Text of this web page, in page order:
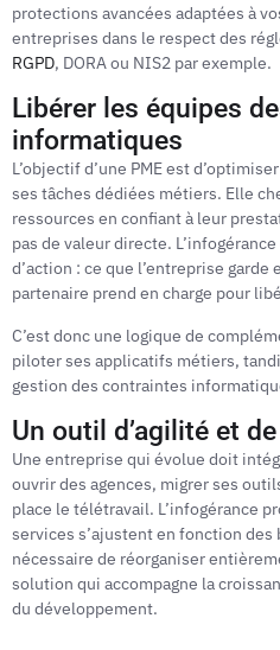
protections avancées adaptées à
entreprises dans le respect des
RGPD, DORA ou NIS2 par exemple.
Libérer les équipes
informatiques
L’objectif d’une PME est
ses tâches dédiées métiers. Elle
ressources en confiant à leur
pas de valeur directe.
d’action : ce que l’entreprise garde
partenaire prend en charge pour
C’est donc une logique de
piloter ses applicatifs métiers,
gestion des contraintes
Un outil d’agilité et
Une entreprise qui évolue doit
ouvrir des agences, migrer ses
place le télétravail. L’infogérance
services s’ajustent en fonction des
nécessaire de réorganiser
solution qui accompagne la
du développement.